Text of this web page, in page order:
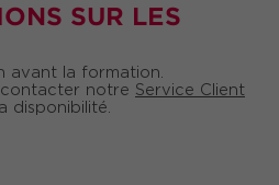
SUR LES
avant la formation.
notre Service Client
disponibilité.